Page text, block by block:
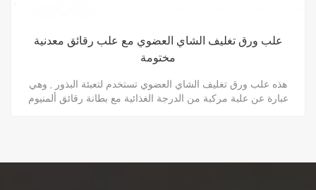
علب ورق تغليف الشاي العضوي مع علب رقائق معدنية
مختومة
هذه علب ورق تغليف الشاي العضوي تستخدم لتعبئة البذور , وهي
عبارة عن علبة مركبة من الدرجة الغذائية مع بطانة رقائق ألمنيوم